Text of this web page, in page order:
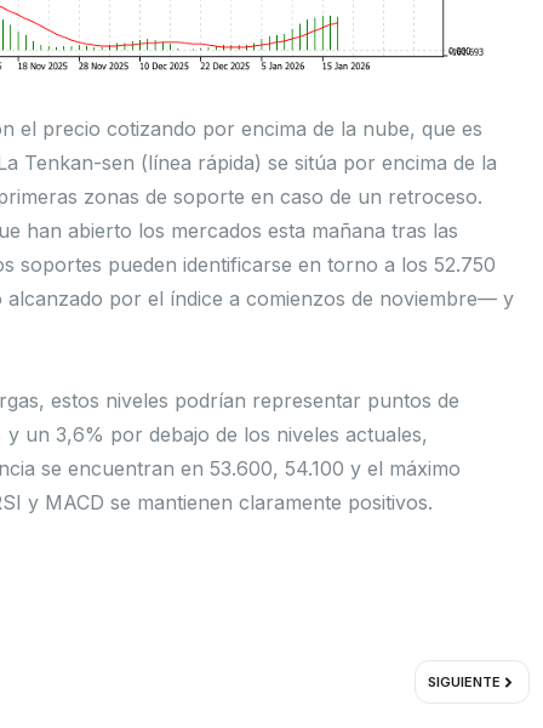
el precio cotizando por encima de la nube, que es
Tenkan-sen (línea rápida) se sitúa por encima de la
zonas de soporte en caso de un retroceso.
han abierto los mercados esta mañana tras las
soportes pueden identificarse en torno a los 52.750
por el índice a comienzos de noviembre— y
estos niveles podrían representar puntos de
un 3,6% por debajo de los niveles actuales,
se encuentran en 53.600, 54.100 y el máximo
y MACD se mantienen claramente positivos.
SIGUIENTE